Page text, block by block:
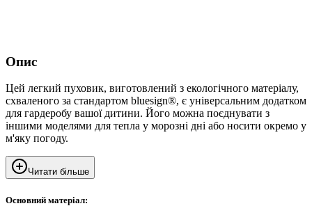
Опис
Цей легкий пуховик, виготовлений з екологічного матеріалу,
схваленого за стандартом bluesign®, є універсальним додатком
для гардеробу вашої дитини. Його можна поєднувати з
іншими моделями для тепла у морозні дні або носити окремо у
м'яку погоду.
Читати більше
Основний матеріал: